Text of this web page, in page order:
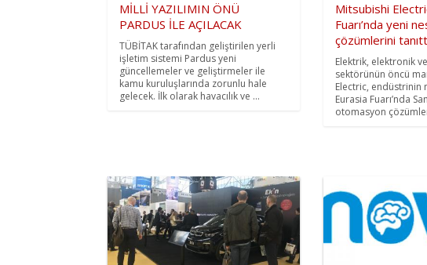
MİLLİ YAZILIMIN ÖNÜ
PARDUS İLE AÇILACAK
TÜBİTAK tarafından geliştirilen yerli
işletim sistemi Pardus yeni
güncellemeler ve geliştirmeler ile
kamu kuruluşlarında zorunlu hale
gelecek. İlk olarak havacılık ve ...
Mitsubishi
Fuarı’nda yeni
çözümlerini
Elektrik, elektronik
sektörünün öncü
Electric, endüstrinin
Eurasia Fuarı’nda
otomasyon